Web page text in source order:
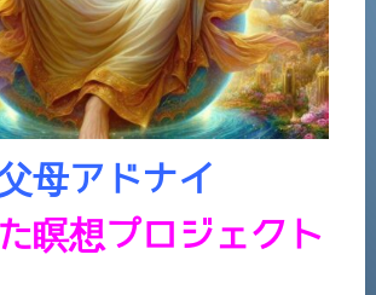
母アドナイ
瞑想プロジェクト